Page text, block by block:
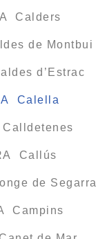
Calders
de Montbui
d’Estrac
Calella
Callús
de Segarra
Campins